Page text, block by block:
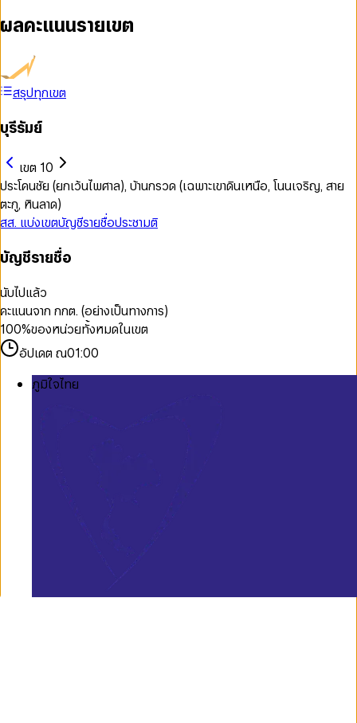
ผลคะแนนรายเขต
สรุปทุกเขต
บุรีรัมย์
เขต 10
ประโคนชัย (ยกเว้นไพศาล), บ้านกรวด (เฉพาะเขาดินเหนือ, โนนเจริญ, สาย
ตะกู, หินลาด)
สส. แบ่งเขตบัญชีรายชื่อประชามติ
บัญชีรายชื่อ
นับไปแล้ว
คะแนนจาก กกต. (อย่างเป็นทางการ)
100%ของหน่วยทั้งหมดในเขต
อัปเดต ณ01:00
ภูมิใจไทย